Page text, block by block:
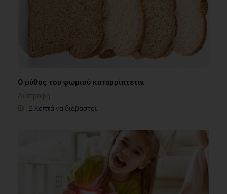
Ο μύθος του ψωμιού καταρρίπτεται
Διατροφή
2 λεπτά να διαβαστεί